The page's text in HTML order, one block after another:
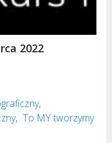
2022
,
, To MY tworzymy